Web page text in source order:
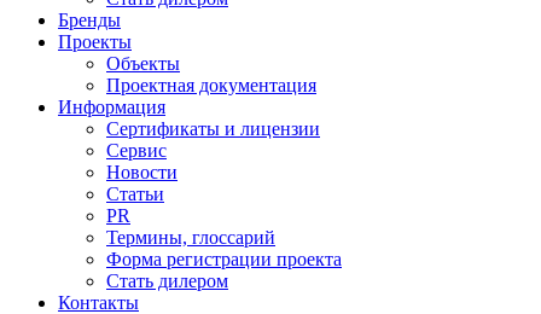
Бренды
Проекты
Объекты
Проектная документация
Информация
Сертификаты и лицензии
Сервис
Новости
Статьи
PR
Термины, глоссарий
Форма регистрации проекта
Стать дилером
Контакты